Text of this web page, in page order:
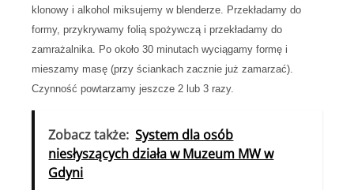
klonowy i alkohol miksujemy w blenderze. Przekładamy do
formy, przykrywamy folią spożywczą i przekładamy do
zamrażalnika. Po około 30 minutach wyciągamy formę i
mieszamy masę (przy ściankach zacznie już zamarzać).
Czynność powtarzamy jeszcze 2 lub 3 razy.
Zobacz także: System dla osób
niesłyszących działa w Muzeum MW w
Gdyni